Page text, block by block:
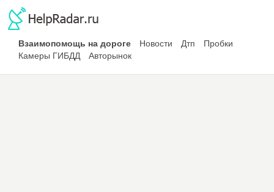
Взаимопомощь на дороге Новости Дтп
Пробки
Камеры ГИБДД
Авторынок